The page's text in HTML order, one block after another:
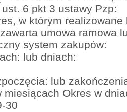
6 pkt 3 ustawy Pzp:
w którym
zawarta umowa ramowa
system zakupów:
lub dniach:
lub
miesiącach Okres w
30